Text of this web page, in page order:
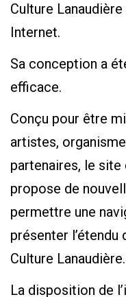
Culture
Internet.
Sa conception a
efficace.
Conçu pour être
artistes,
partenaires, le
propose de
permettre une
présenter
Culture Lanaudière.
La disposition de